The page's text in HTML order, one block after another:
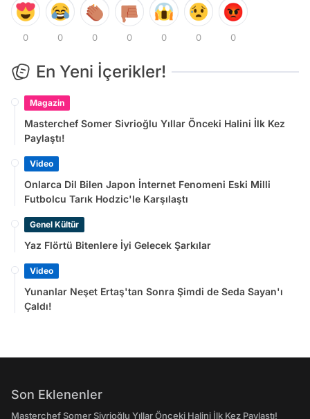
0 0 0 0 0 0 0
En Yeni İçerikler!
Magazin
Masterchef Somer Sivrioğlu Yıllar Önceki Halini İlk Kez
Paylaştı!
Video
Onlarca Dil Bilen Japon İnternet Fenomeni Eski Milli
Futbolcu Tarık Hodzic'le Karşılaştı
Genel Kültür
Yaz Flörtü Bitenlere İyi Gelecek Şarkılar
Video
Yunanlar Neşet Ertaş'tan Sonra Şimdi de Seda Sayan'ı
Çaldı!
Son Eklenenler
Masterchef Somer Sivrioğlu Yıllar Önceki Halini İlk Kez Paylaştı!